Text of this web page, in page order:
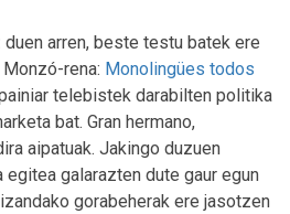
duen arren, beste testu batek ere
rena: Monolingües todos
telebistek darabilten politika
bat. Gran hermano,
aipatuak. Jakingo duzuen
egitea galarazten dute gaur egun
gorabeherak ere jasotzen